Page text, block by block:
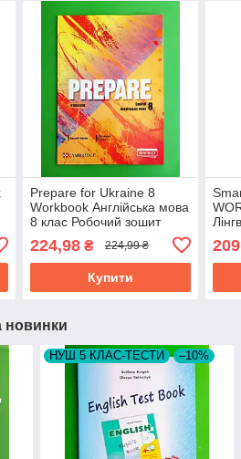
Prepare for Ukraine 8
Workbook Англійська мова
8 клас Робочий зошит
224,98₴ 224,99 ₴
Купити
новинки
НУШ 5 КЛАС-ТЕСТИ –10%